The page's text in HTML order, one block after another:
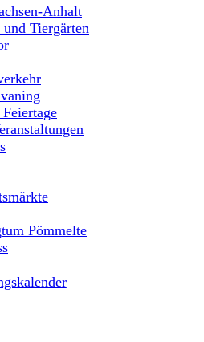
Anhalt
Tiergärten
Pömmelte